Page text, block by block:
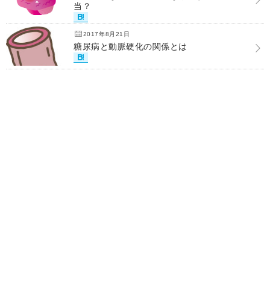
当？
2017年8月21日
糖尿病と動脈硬化の関係とは